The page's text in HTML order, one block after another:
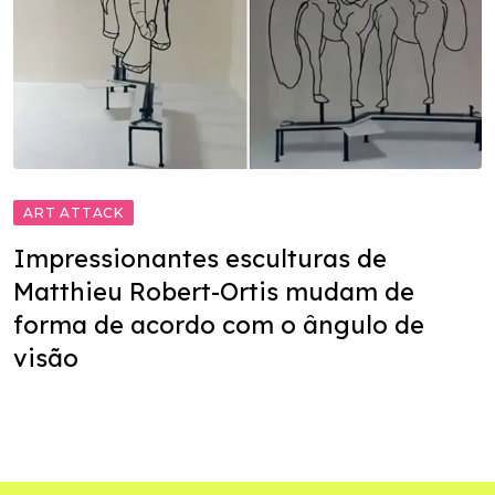
ART ATTACK
Impressionantes esculturas de
Matthieu Robert-Ortis mudam de
forma de acordo com o ângulo de
visão